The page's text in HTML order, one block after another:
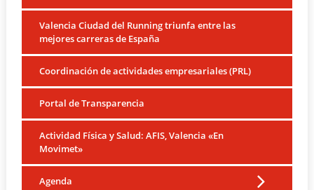
Valencia Ciudad del Running triunfa entre las
mejores carreras de España
Coordinación de actividades empresariales (PRL)
Portal de Transparencia
Actividad Física y Salud: AFIS, Valencia «En
Movimet»
Agenda